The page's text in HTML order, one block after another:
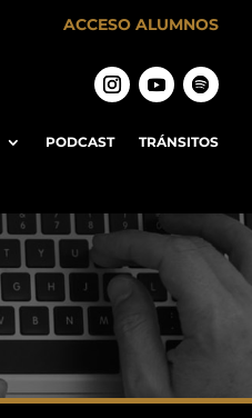
ACCESO ALUMNOS
PODCAST TRÁNSITOS